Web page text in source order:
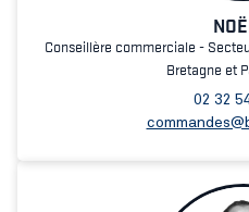
Conseillère commerciale -
Bretagne et
02 32